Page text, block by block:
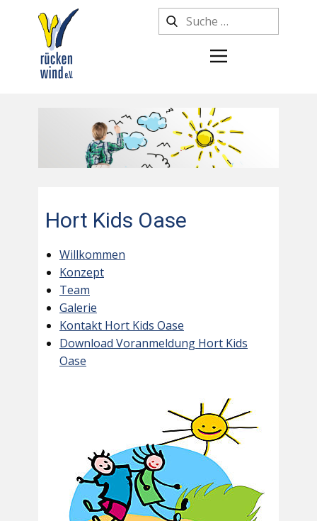
Hort Kids Oase
Willkommen
Konzept
Team
Galerie
Kontakt Hort Kids Oase
Download Voranmeldung Hort Kids
Oase